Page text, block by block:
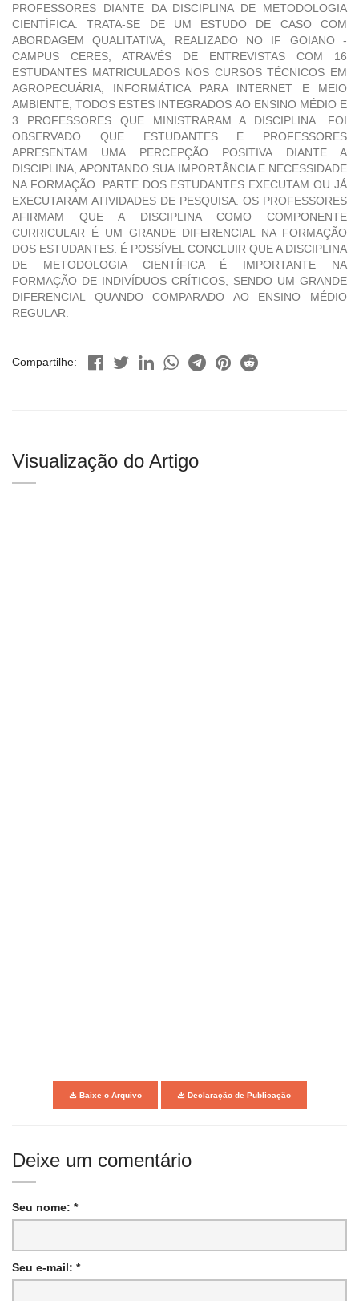
PROFESSORES DIANTE DA DISCIPLINA DE METODOLOGIA
CIENTÍFICA. TRATA-SE DE UM ESTUDO DE CASO COM
ABORDAGEM QUALITATIVA, REALIZADO NO IF GOIANO -
CAMPUS CERES, ATRAVÉS DE ENTREVISTAS COM 16
ESTUDANTES MATRICULADOS NOS CURSOS TÉCNICOS EM
AGROPECUÁRIA, INFORMÁTICA PARA INTERNET E MEIO
AMBIENTE, TODOS ESTES INTEGRADOS AO ENSINO MÉDIO E
3 PROFESSORES QUE MINISTRARAM A DISCIPLINA. FOI
OBSERVADO QUE ESTUDANTES E PROFESSORES
APRESENTAM UMA PERCEPÇÃO POSITIVA DIANTE A
DISCIPLINA, APONTANDO SUA IMPORTÂNCIA E NECESSIDADE
NA FORMAÇÃO. PARTE DOS ESTUDANTES EXECUTAM OU JÁ
EXECUTARAM ATIVIDADES DE PESQUISA. OS PROFESSORES
AFIRMAM QUE A DISCIPLINA COMO COMPONENTE
CURRICULAR É UM GRANDE DIFERENCIAL NA FORMAÇÃO
DOS ESTUDANTES. É POSSÍVEL CONCLUIR QUE A DISCIPLINA
DE METODOLOGIA CIENTÍFICA É IMPORTANTE NA
FORMAÇÃO DE INDIVÍDUOS CRÍTICOS, SENDO UM GRANDE
DIFERENCIAL QUANDO COMPARADO AO ENSINO MÉDIO
REGULAR.
Compartilhe:
Visualização do Artigo
Baixe o Arquivo Declaração de Publicação
Deixe um comentário
Seu nome: *
Seu e-mail: *